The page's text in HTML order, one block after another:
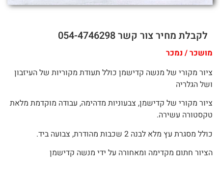
לקבלת מחיר צור קשר 054-4746298
מושכר / נמכר
ציור מקורי של מנשה קדישמן כולל תעודת מקוריות של העיזבון
ושל הגלריה
ציור מקורי של קדישמן, צבעוניות מדהימה, עבודה מוקדמת מלאת
טקסטורה עשירה.
כולל מסגרת עץ מלא לבנה 2 שכבות מהודרת, צבועה ביד.
הציור חתום מקדימה ומאחורה על ידי מנשה קדישמן